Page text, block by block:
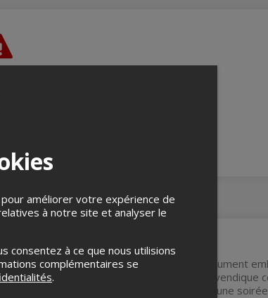
chaabi algérien en mettant en lumière l'instrument
esprit de fusion et d'éclectisme, le trio revendique
rumba espagnole. El Guesra vous promet une
améliorer votre expérience de
à notre site et analyser le
consentez à ce que nous utilisions
complémentaires se
.